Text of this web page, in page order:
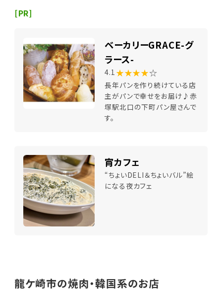
[PR]
ベーカリーGRACE-グ
ラース-
4.1 ★★★★☆
長年パンを作り続けている店
主がパンで幸せをお届け♪赤
塚駅北口の下町パン屋さんで
す。
宵カフェ
“ちょいDELI＆ちょいバル”絵
になる夜カフェ
龍ケ崎市の焼肉・韓国系のお店